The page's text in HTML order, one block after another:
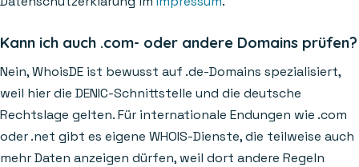
Kann ich auch .com- oder andere Domains prüfen?
Nein, WhoisDE ist bewusst auf .de-Domains spezialisiert,
weil hier die DENIC-Schnittstelle und die deutsche
Rechtslage gelten. Für internationale Endungen wie .com
oder .net gibt es eigene WHOIS-Dienste, die teilweise auch
mehr Daten anzeigen dürfen, weil dort andere Regeln